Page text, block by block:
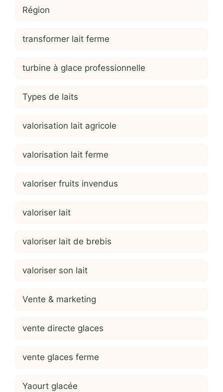
Région
transformer lait ferme
turbine à glace professionnelle
Types de laits
valorisation lait agricole
valorisation lait ferme
valoriser fruits invendus
valoriser lait
valoriser lait de brebis
valoriser son lait
Vente & marketing
vente directe glaces
vente glaces ferme
Yaourt glacée